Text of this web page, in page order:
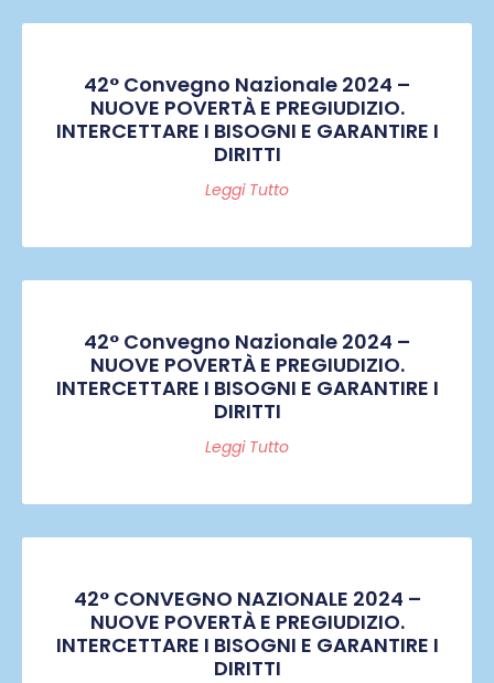
42° Convegno Nazionale 2024 –
NUOVE POVERTÀ E PREGIUDIZIO.
INTERCETTARE I BISOGNI E GARANTIRE I
DIRITTI
Leggi Tutto
42° Convegno Nazionale 2024 –
NUOVE POVERTÀ E PREGIUDIZIO.
INTERCETTARE I BISOGNI E GARANTIRE I
DIRITTI
Leggi Tutto
42° CONVEGNO NAZIONALE 2024 –
NUOVE POVERTÀ E PREGIUDIZIO.
INTERCETTARE I BISOGNI E GARANTIRE I
DIRITTI